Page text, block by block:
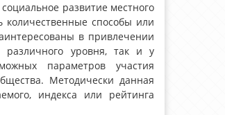
развитие местного
количественные способы или
в привлечении
уровня, так и у
параметров участия
Методически данная
индекса или рейтинга